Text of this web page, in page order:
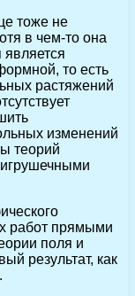
тоже не
в чем-то она
то есть
растяжений
изменений
теорий
работ прямыми
поля и
результат, как